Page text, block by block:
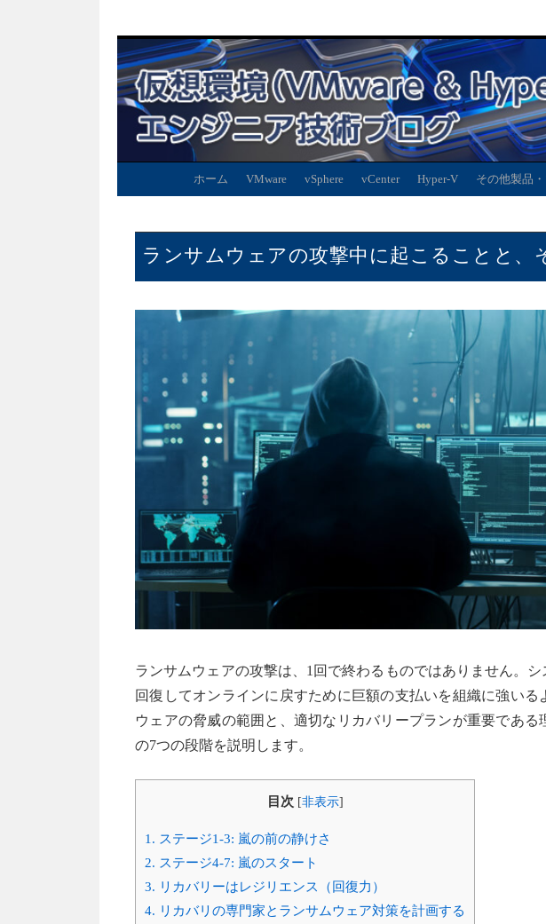
ホーム VMware vSphere vCenter Hyper-V その他製品
ランサムウェアの攻撃中に起こることと、
ランサムウェアの攻撃は、1回で終わるものではありません。
回復してオンラインに戻すために巨額の支払いを組織に強い
ウェアの脅威の範囲と、適切なリカバリープランが重要であ
の7つの段階を説明します。
目次 [非表示]
1. ステージ1-3: 嵐の前の静けさ
2. ステージ4-7: 嵐のスタート
3. リカバリーはレジリエンス（回復力）
4. リカバリの専門家とランサムウェア対策を計画する